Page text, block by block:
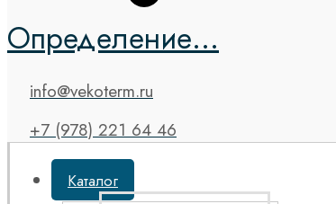
Определение...
info@vekoterm.ru
+7 (978) 221 64 46
Каталог